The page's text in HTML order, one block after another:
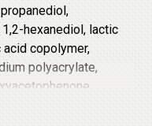
ожогов.
капли сыворотки
тонера,
глаз.
hexanediol, lactic
copolymer,
polyacrylate,